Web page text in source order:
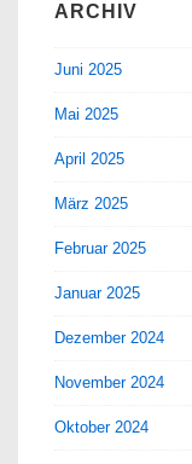
ARCHIV
Juni 2025
Mai 2025
April 2025
März 2025
Februar 2025
Januar 2025
Dezember 2024
November 2024
Oktober 2024